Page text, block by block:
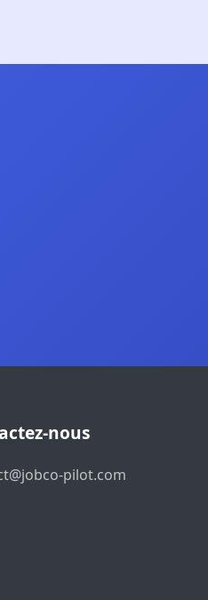
nous
pilot.com